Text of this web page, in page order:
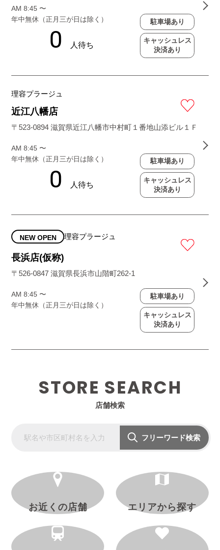
AM 8:45 〜
年中無休（正月三が日は除く）
駐車場あり
キャッシュレス
決済あり
理容プラージュ
近江八幡店
〒523-0894 滋賀県近江八幡市中村町１番地山添ビル１Ｆ
AM 8:45 〜
年中無休（正月三が日は除く）
駐車場あり
キャッシュレス
決済あり
NEW OPEN 理容プラージュ
長浜店(仮称)
〒526-0847 滋賀県長浜市山階町262-1
AM 8:45 〜
年中無休（正月三が日は除く）
駐車場あり
キャッシュレス
決済あり
STORE SEARCH
店舗検索
フリーワード検索
お近くの店舗 エリアから探す